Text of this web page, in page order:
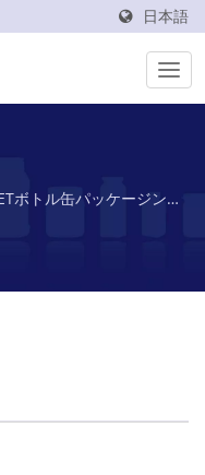
日本語
ボトル缶パッケージング
を持っています